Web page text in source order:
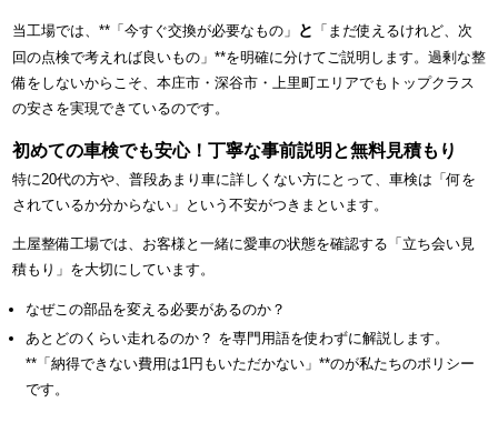
当工場では、**「今すぐ交換が必要なもの」 と 「まだ使えるけれど、次
回の点検で考えれば良いもの」**を明確に分けてご説明します。過剰な整
備をしないからこそ、本庄市・深谷市・上里町エリアでもトップクラス
の安さを実現できているのです。
初めての車検でも安心！丁寧な事前説明と無料見積もり
特に20代の方や、普段あまり車に詳しくない方にとって、車検は「何を
されているか分からない」という不安がつきまといます。
土屋整備工場では、お客様と一緒に愛車の状態を確認する「立ち会い見
積もり」を大切にしています。
なぜこの部品を変える必要があるのか？
あとどのくらい走れるのか？ を専門用語を使わずに解説します。
**「納得できない費用は1円もいただかない」**のが私たちのポリシー
です。